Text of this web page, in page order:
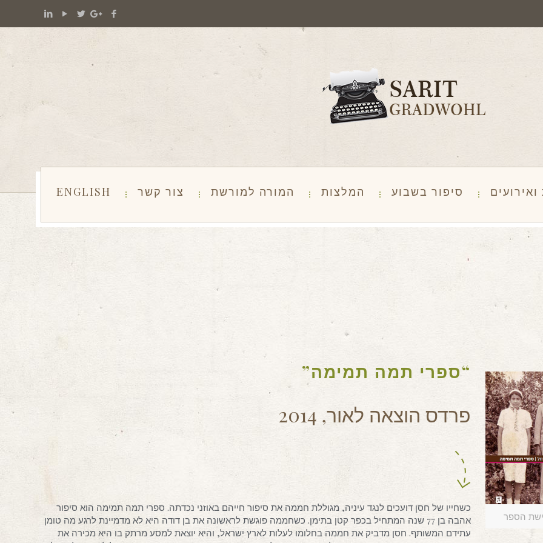
סיפור בשבוע המלצות המורה למורשת צור קשר ENGLISH
הספר
“ספרי תמה תמימה”
פרדס הוצאה לאור, 2014
כשחייו של חסן דועכים לנגד עיניה, מגוללת חממה את סיפור חייהם באוזני נכדתה. ספרי תמה תמימה הוא סיפור
אהבה בן 77 שנה המתחיל בכפר קטן בתימן. כשחממה פוגשת לראשונה את בן דודה היא לא מדמיינת לרגע מה טומן
עתידם המשותף. חסן מדביק את חממה בחלומו לעלות לארץ ישראל, והיא יוצאת למסע מרתק בו היא מכירה את